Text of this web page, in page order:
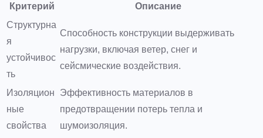
Критерий
Описание
Структурна
я
устойчивос
ть
Способность конструкции выдерживать
нагрузки, включая ветер, снег и
сейсмические воздействия.
Изоляцион
ные
свойства
Эффективность материалов в
предотвращении потерь тепла и
шумоизоляция.